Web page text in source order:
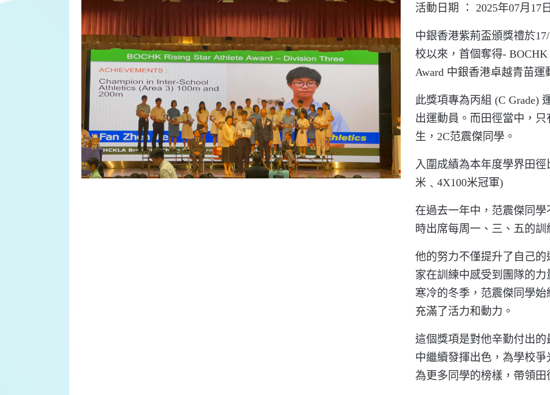
活動日期 ： 2025年07月17日
中銀香港紫荊盃頒獎禮於
校以來，首個奪得- BOCHK
Award 中銀香港卓越青苗運
此獎項專為丙組 (C Grade)
出運動員。而田徑當中，
生，2C范震傑同學。
入圍成績為本年度學界田
米﹑4X100米冠軍)
在過去一年中，范震傑同
時出席每周一、三、五的
他的努力不僅提升了自己
家在訓練中感受到團隊的
寒冷的冬季，范震傑同學
充滿了活力和動力。
這個獎項是對他辛勤付出
中繼續發揮出色，為學校
為更多同學的榜樣，帶領田